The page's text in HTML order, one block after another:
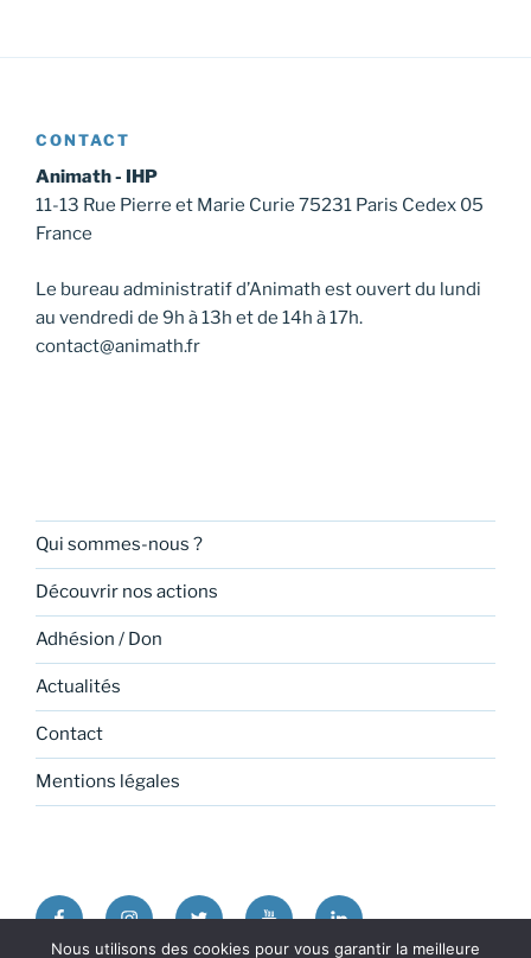
CONTACT
Animath - IHP
11-13 Rue Pierre et Marie Curie 75231 Paris Cedex 05
France
Le bureau administratif d’Animath est ouvert du lundi
au vendredi de 9h à 13h et de 14h à 17h.
contact@animath.fr
Qui sommes-nous ?
Découvrir nos actions
Adhésion / Don
Actualités
Contact
Mentions légales
FacebookInstagramTwitter YoutubeLinkedin
Nous utilisons des cookies pour vous garantir la meilleure